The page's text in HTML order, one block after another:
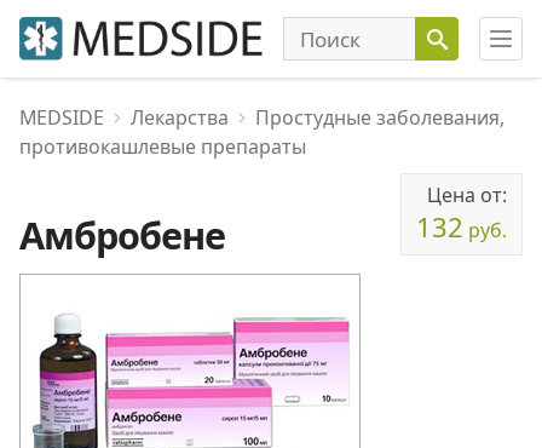
MEDSIDE Лекарства
Простудные заболевания,
противокашлевые препараты
Амбробене
Цена от:
132 руб.